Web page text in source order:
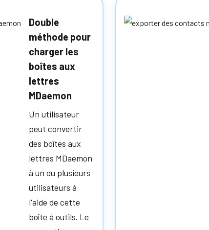
Double
méthode pour
charger les
boîtes aux
lettres
MDaemon
Un utilisateur
peut convertir
des boîtes aux
lettres MDaemon
à un ou plusieurs
utilisateurs à
l'aide de cette
boîte à outils. Le